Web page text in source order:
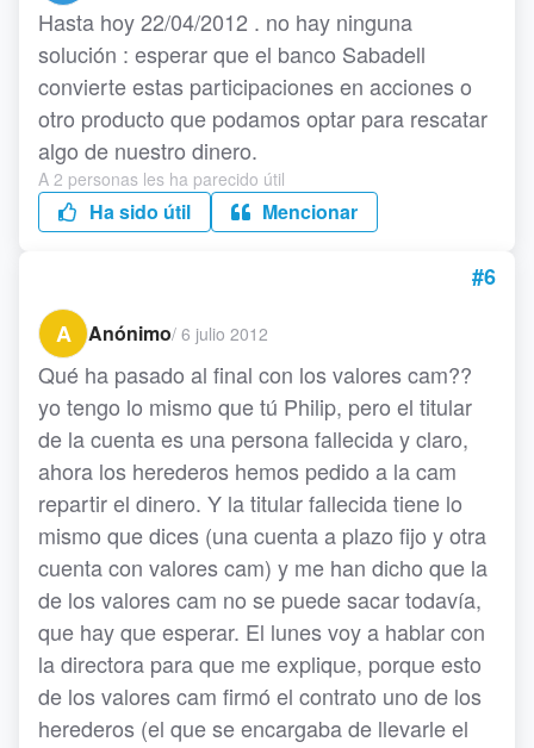
Hasta hoy 22/04/2012 . no hay ninguna
solución : esperar que el banco Sabadell
convierte estas participaciones en acciones o
otro producto que podamos optar para rescatar
algo de nuestro dinero.
A 2 personas les ha parecido útil
Ha sido útil Mencionar
#6
A
Anónimo/ 6 julio 2012
Qué ha pasado al final con los valores cam??
yo tengo lo mismo que tú Philip, pero el titular
de la cuenta es una persona fallecida y claro,
ahora los herederos hemos pedido a la cam
repartir el dinero. Y la titular fallecida tiene lo
mismo que dices (una cuenta a plazo fijo y otra
cuenta con valores cam) y me han dicho que la
de los valores cam no se puede sacar todavía,
que hay que esperar. El lunes voy a hablar con
la directora para que me explique, porque esto
de los valores cam firmó el contrato uno de los
herederos (el que se encargaba de llevarle el